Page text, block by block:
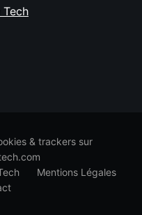
Tech
& trackers sur
Mentions Légales